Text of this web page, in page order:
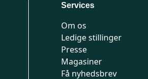
Services
Om os
Ledige stillinger
Presse
Magasiner
Få nyhedsbrev